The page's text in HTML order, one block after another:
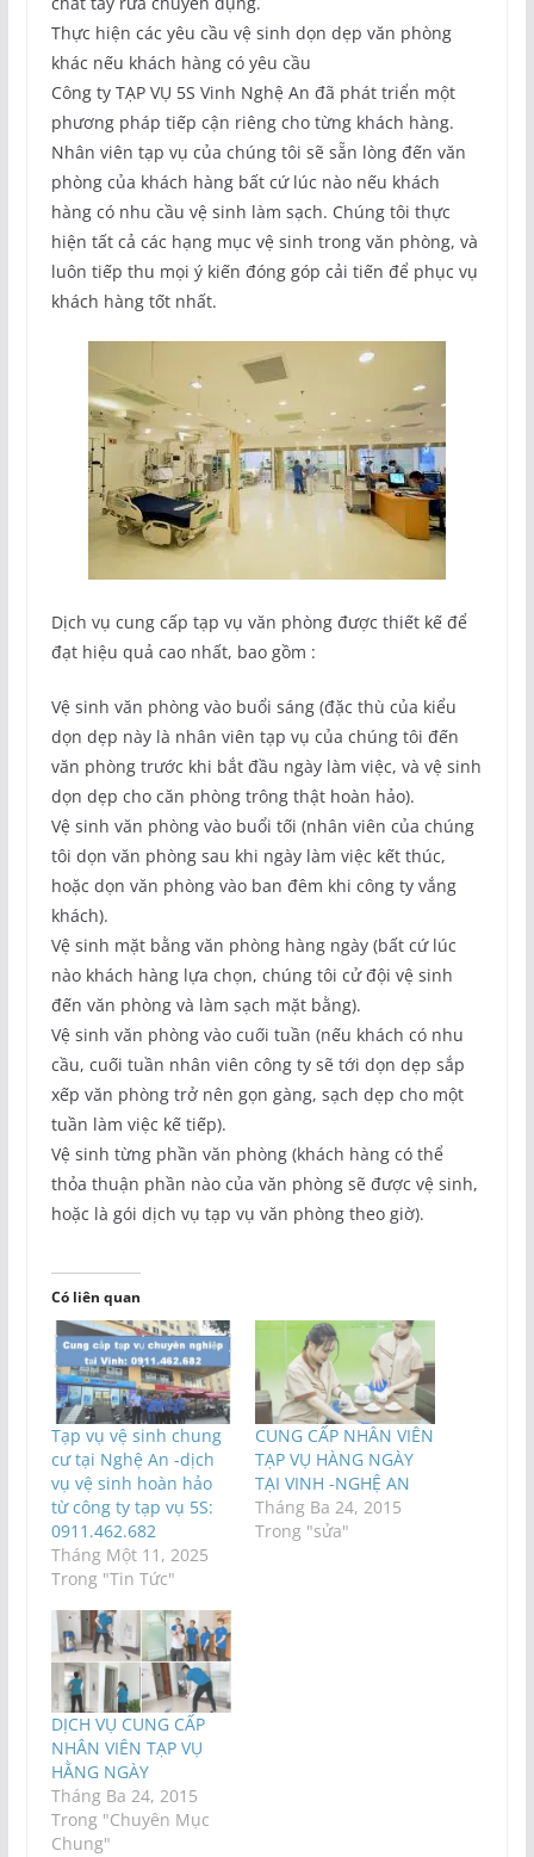
Thực hiện các yêu cầu vệ sinh dọn dẹp văn phòng
khác nếu khách hàng có yêu cầu
Công ty TẠP VỤ 5S Vinh Nghệ An đã phát triển một
phương pháp tiếp cận riêng cho từng khách hàng.
Nhân viên tạp vụ của chúng tôi sẽ sẵn lòng đến văn
phòng của khách hàng bất cứ lúc nào nếu khách
hàng có nhu cầu vệ sinh làm sạch. Chúng tôi thực
hiện tất cả các hạng mục vệ sinh trong văn phòng, và
luôn tiếp thu mọi ý kiến đóng góp cải tiến để phục vụ
khách hàng tốt nhất.
Dịch vụ cung cấp tạp vụ văn phòng được thiết kế để
đạt hiệu quả cao nhất, bao gồm :
Vệ sinh văn phòng vào buổi sáng (đặc thù của kiểu
dọn dẹp này là nhân viên tạp vụ của chúng tôi đến
văn phòng trước khi bắt đầu ngày làm việc, và vệ sinh
dọn dẹp cho căn phòng trông thật hoàn hảo).
Vệ sinh văn phòng vào buổi tối (nhân viên của chúng
tôi dọn văn phòng sau khi ngày làm việc kết thúc,
hoặc dọn văn phòng vào ban đêm khi công ty vắng
khách).
Vệ sinh mặt bằng văn phòng hàng ngày (bất cứ lúc
nào khách hàng lựa chọn, chúng tôi cử đội vệ sinh
đến văn phòng và làm sạch mặt bằng).
Vệ sinh văn phòng vào cuối tuần (nếu khách có nhu
cầu, cuối tuần nhân viên công ty sẽ tới dọn dẹp sắp
xếp văn phòng trở nên gọn gàng, sạch dẹp cho một
tuần làm việc kế tiếp).
Vệ sinh từng phần văn phòng (khách hàng có thể
thỏa thuận phần nào của văn phòng sẽ được vệ sinh,
hoặc là gói dịch vụ tạp vụ văn phòng theo giờ).
Có liên quan
Tạp vụ vệ sinh chung
cư tại Nghệ An -dịch
vụ vệ sinh hoàn hảo
từ công ty tạp vụ 5S:
0911.462.682
Tháng Một 11, 2025
Trong "Tin Tức"
CUNG CẤP NHÂN VIÊN
TẠP VỤ HÀNG NGÀY
TẠI VINH -NGHỆ AN
Tháng Ba 24, 2015
Trong "sửa"
DỊCH VỤ CUNG CẤP
NHÂN VIÊN TẠP VỤ
HẰNG NGÀY
Tháng Ba 24, 2015
Trong "Chuyên Mục
Chung"